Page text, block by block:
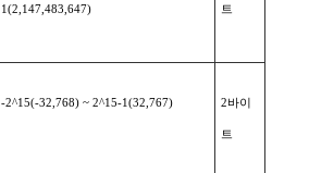
1(2,147,483,647) 트
-2^15(-32,768) ~ 2^15-1(32,767) 2바이
트